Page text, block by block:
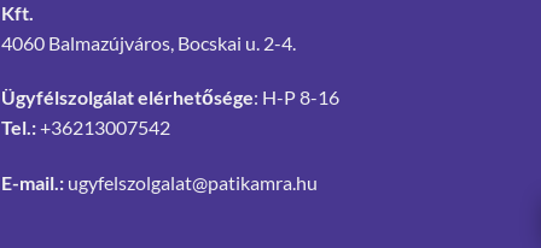
Kft.
4060 Balmazújváros, Bocskai u. 2-4.
Ügyfélszolgálat elérhetősége: H-P 8-16
Tel.:+36213007542
E-mail.: ugyfelszolgalat@patikamra.hu